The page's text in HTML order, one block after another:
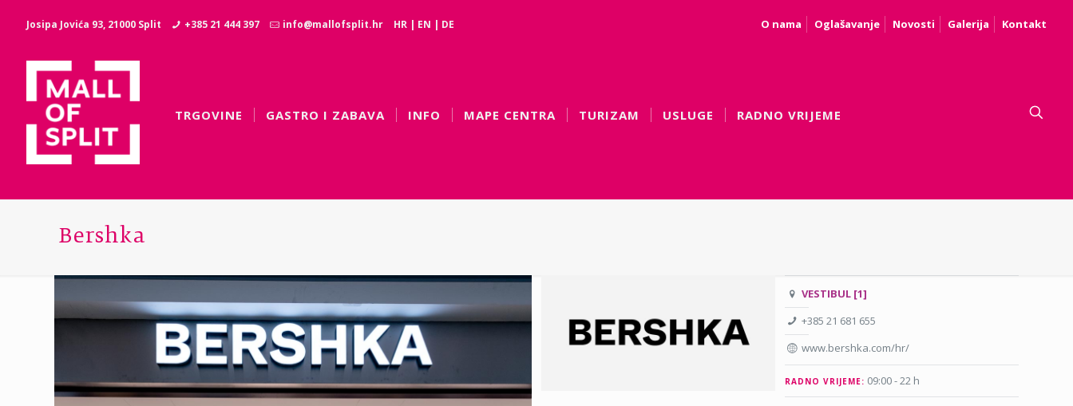
Josipa Jovića 93, 21000 Split +385 21 444 397 info@mallofsplit.hr HR | EN | DE O nama Oglašavanje Novosti Galerija Kontakt
TRGOVINE GASTRO I ZABAVA INFO MAPE CENTRA TURIZAM USLUGE RADNO VRIJEME
Bershka
VESTIBUL [1]
+385 21 681 655
www.bershka.com/hr/
RADNO VRIJEME: 09:00 - 22 h